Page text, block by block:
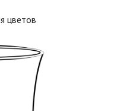
цветов